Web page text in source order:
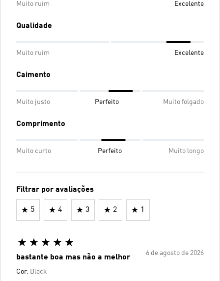
Muito ruim Excelente
Qualidade
Muito ruim Excelente
Caimento
Muito justo Perfeito Muito folgado
Comprimento
Muito curto Perfeito Muito longo
Filtrar por avaliações
5 4 3 2 1
6 de agosto de 2026
bastante boa mas não a melhor
Cor: Black